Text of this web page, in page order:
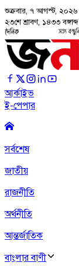
শুক্রবার, ৭ আগস্ট, ২০২৬
২৩শে শ্রাবণ, ১৪৩৩ বঙ্গাব্দ
আর্কাইভ
ই-পেপার
সর্বশেষ
জাতীয়
রাজনীতি
অর্থনীতি
আন্তর্জাতিক
বাংলার বাণী